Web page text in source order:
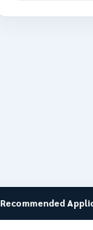
Recommended